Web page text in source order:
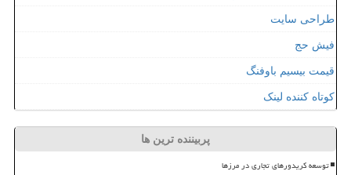
طراحی سایت
فیش حج
قیمت بیسیم باوفنگ
کوتاه کننده لینک
پربیننده ترین ها
توسعه کریدورهای تجاری در مرزها